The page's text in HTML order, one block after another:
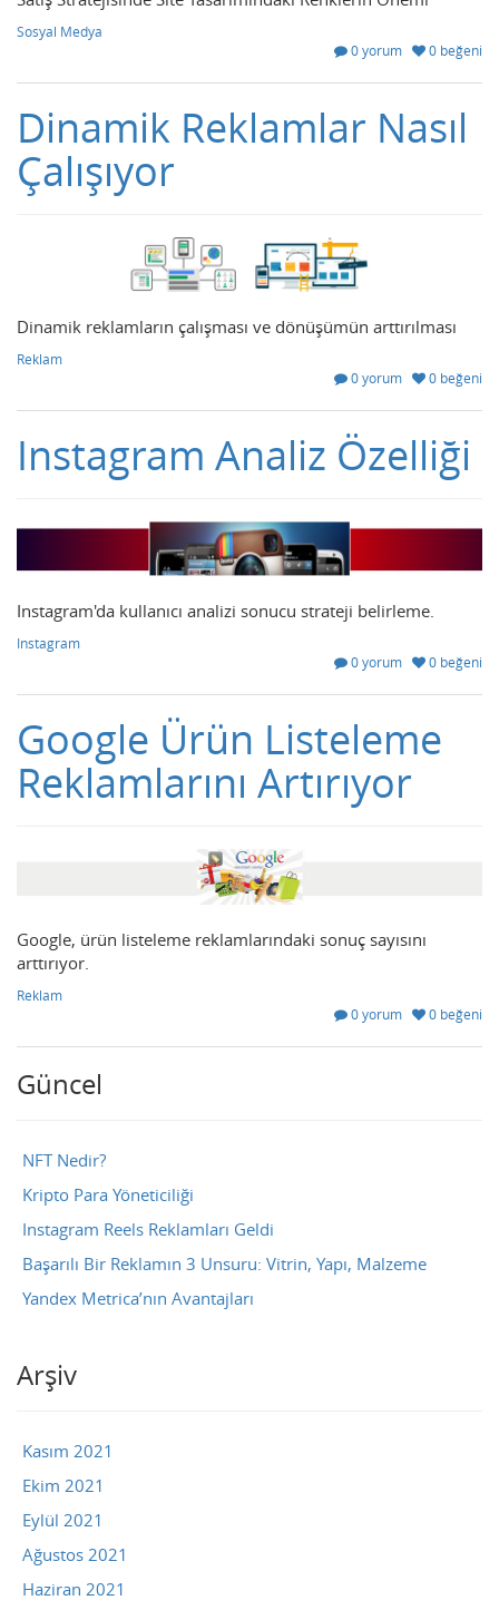
Sosyal Medya
0 yorum
0 beğeni
Dinamik Reklamlar Nasıl
Çalışıyor
Dinamik reklamların çalışması ve dönüşümün arttırılması
Reklam
0 yorum
0 beğeni
Instagram Analiz Özelliği
Instagram'da kullanıcı analizi sonucu strateji belirleme.
Instagram
0 yorum
0 beğeni
Google Ürün Listeleme
Reklamlarını Artırıyor
Google, ürün listeleme reklamlarındaki sonuç sayısını
arttırıyor.
Reklam
0 yorum
0 beğeni
Güncel
NFT Nedir?
Kripto Para Yöneticiliği
Instagram Reels Reklamları Geldi
Başarılı Bir Reklamın 3 Unsuru: Vitrin, Yapı, Malzeme
Yandex Metrica’nın Avantajları
Arşiv
Kasım 2021
Ekim 2021
Eylül 2021
Ağustos 2021
Haziran 2021